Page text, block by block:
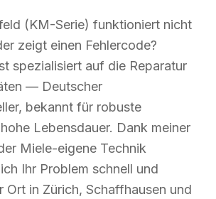
(KM-Serie) funktioniert nicht
zeigt einen Fehlercode?
spezialisiert auf die Reparatur
— Deutscher
bekannt für robuste
Lebensdauer. Dank meiner
Miele-eigene Technik
Ihr Problem schnell und
Ort in Zürich, Schaffhausen und